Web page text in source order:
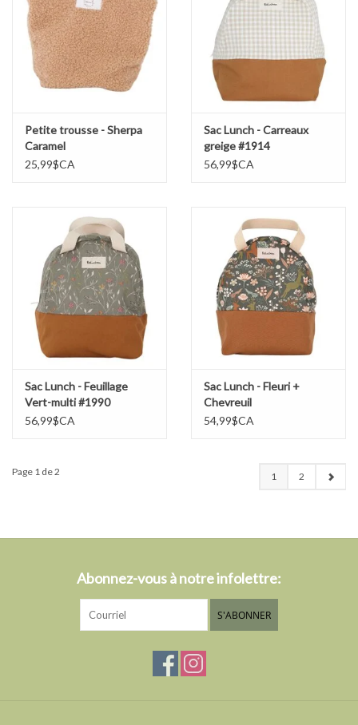
Petite trousse - Sherpa
Caramel
25,99$CA
Sac Lunch - Carreaux
greige #1914
56,99$CA
Sac Lunch - Feuillage
Vert-multi #1990
56,99$CA
Sac Lunch - Fleuri +
Chevreuil
54,99$CA
Page 1 de 2 1 2
Abonnez-vous à notre infolettre:
S'ABONNER